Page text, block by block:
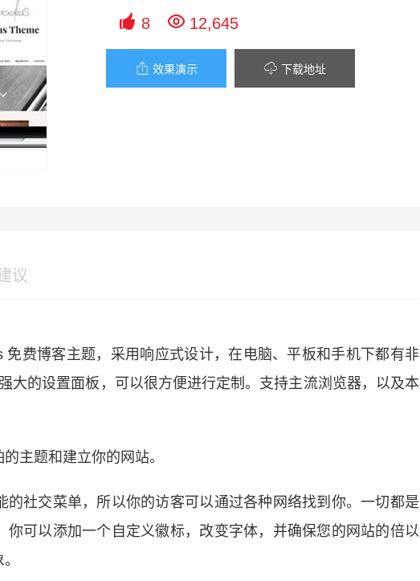
 8  12,645
 效果演示  下载地址
议
费博客主题，采用响应式设计，在电脑、平板和手机下都有非
大的设置面板，可以很方便进行定制。支持主流浏览器，以及本
主题和建立你的网站。
社交菜单，所以你的访客可以通过各种网络找到你。一切都是
可以添加一个自定义徽标，改变字体，并确保您的网站的倍以